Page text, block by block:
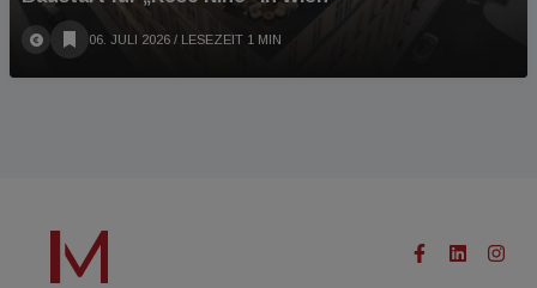
06. JULI 2026 / LESEZEIT 1 MIN